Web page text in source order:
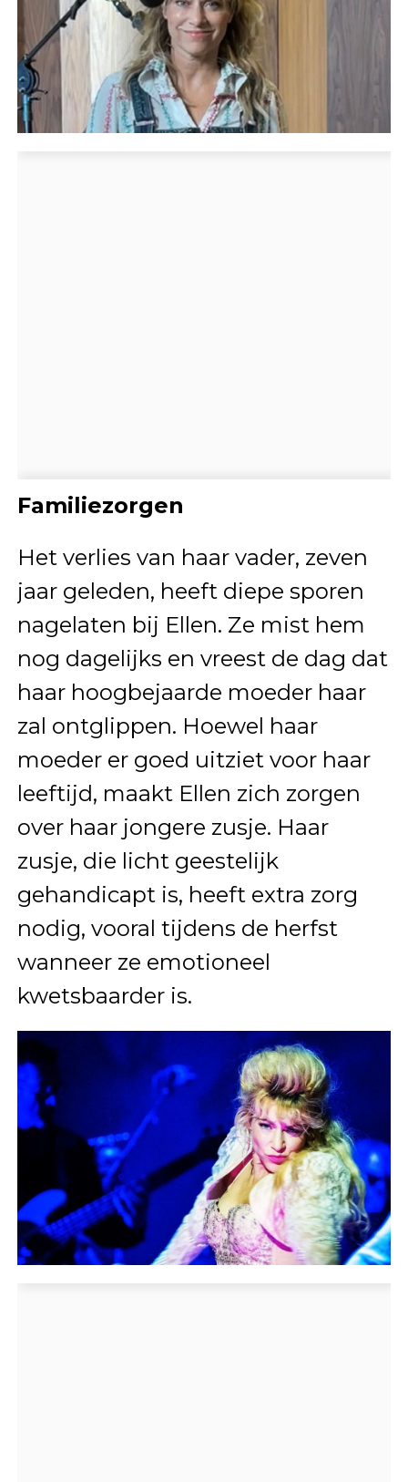
Familiezorgen
Het verlies van haar vader, zeven
jaar geleden, heeft diepe sporen
nagelaten bij Ellen. Ze mist hem
nog dagelijks en vreest de dag dat
haar hoogbejaarde moeder haar
zal ontglippen. Hoewel haar
moeder er goed uitziet voor haar
leeftijd, maakt Ellen zich zorgen
over haar jongere zusje. Haar
zusje, die licht geestelijk
gehandicapt is, heeft extra zorg
nodig, vooral tijdens de herfst
wanneer ze emotioneel
kwetsbaarder is.